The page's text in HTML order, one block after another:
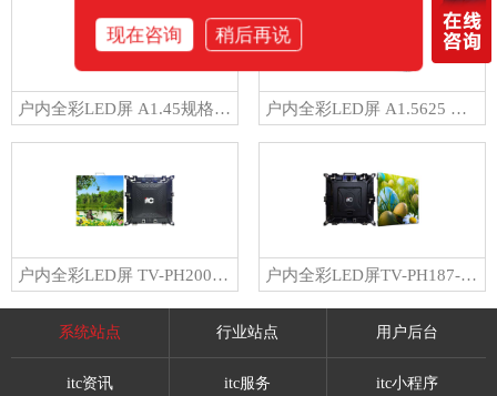
户内全彩LED屏 A1.45规格: TV-PG145-GM/TV-PG145-GP/TV-PG145-GX 户内全彩LED屏 A1.5625 规格: TV-PG156-GM/TV-PG156-GP/TV-PG156-GX
户内全彩LED屏 TV-PH200-YG/TV-PH200-YZ 户内全彩LED屏TV-PH187-YG/TV-PH187-YZ
系统站点 行业站点 用户后台
itc资讯 itc服务 itc小程序
现在咨询 稍后再说